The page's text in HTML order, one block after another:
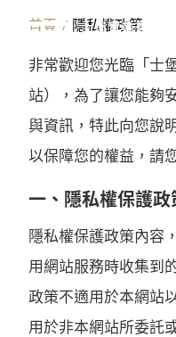
首頁 隱私權政策
非常歡迎您光臨「士
站），為了讓您能夠
與資訊，特此向您說
以保障您的權益，請
一、隱私權保護政
隱私權保護政策內容
用網站服務時收集到
政策不適用於本網站
用於非本網站所委託